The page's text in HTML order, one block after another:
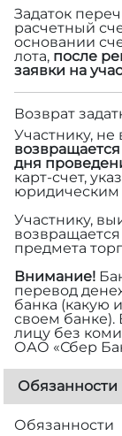
Задаток
расчетный
основании
лота, после
заявки на
Возврат
Участнику,
дня
карт-счет,
юридическим
Участнику,
предмета
Внимание!
перевод
банка (какую
своем банке).
лицу без
ОАО «Сбер
Обязанности
Обязанности